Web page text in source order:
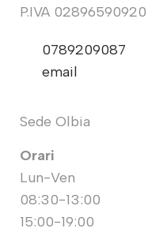
P.IVA 02896590920
0789209087
email
Sede Olbia
Orari
Lun-Ven
08:30-13:00
15:00-19:00